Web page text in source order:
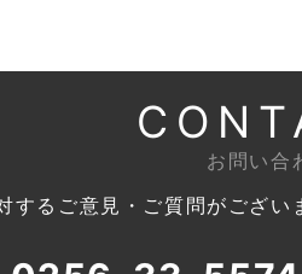
お問い合
するご意見・ご質問がござい